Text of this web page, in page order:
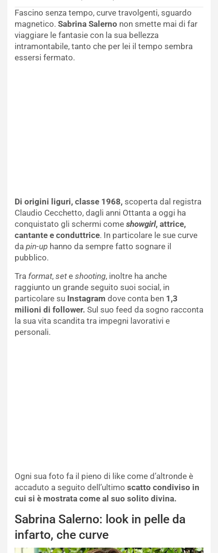
Fascino senza tempo, curve travolgenti, sguardo
magnetico. Sabrina Salerno non smette mai di far
viaggiare le fantasie con la sua bellezza
intramontabile, tanto che per lei il tempo sembra
essersi fermato.
Di origini liguri, classe 1968, scoperta dal registra
Claudio Cecchetto, dagli anni Ottanta a oggi ha
conquistato gli schermi come showgirl, attrice,
cantante e conduttrice. In particolare le sue curve
da pin-up hanno da sempre fatto sognare il
pubblico.
Tra format, sete shooting, inoltre ha anche
raggiunto un grande seguito suoi social, in
particolare su Instagram dove conta ben 1,3
milioni di follower. Sul suo feed da sogno racconta
la sua vita scandita tra impegni lavorativi e
personali.
Ogni sua foto fa il pieno di like come d’altronde è
accaduto a seguito dell’ultimo scatto condiviso in
cui si è mostrata come al suo solito divina.
Sabrina Salerno: look in pelle da
infarto, che curve